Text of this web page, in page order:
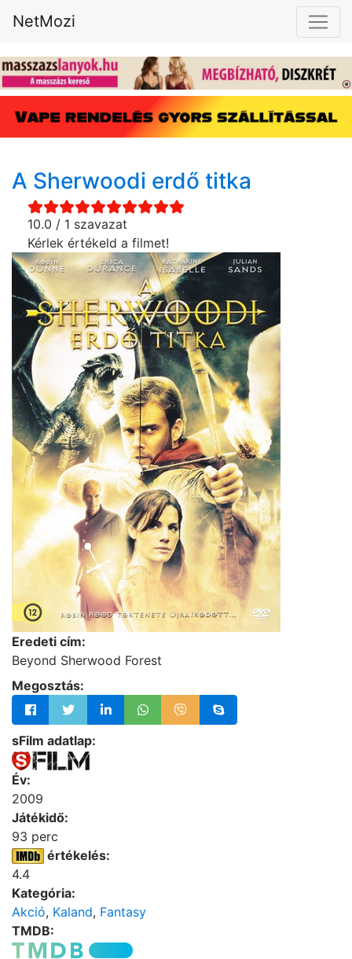
NetMozi
A Sherwoodi erdő titka
10.0 / 1 szavazat
Kérlek értékeld a filmet!
Eredeti cím:
Beyond Sherwood Forest
Megosztás:
sFilm adatlap:
Év:
2009
Játékidő:
93 perc
értékelés:
4.4
Kategória:
Akció, Kaland, Fantasy
TMDB: